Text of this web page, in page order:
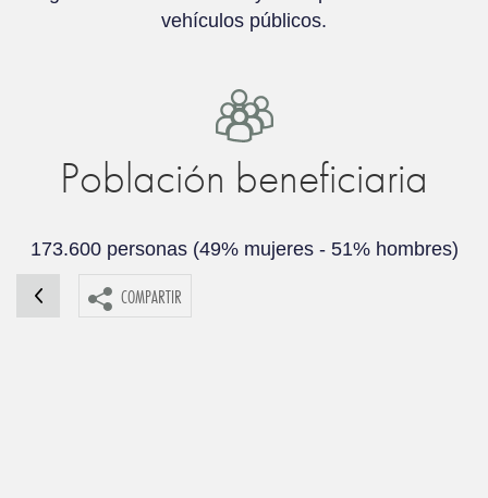
vehículos públicos.
Población beneficiaria
173.600 personas (49% mujeres - 51% hombres)
COMPARTIR